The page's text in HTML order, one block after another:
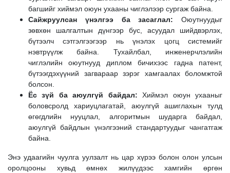
багшийг хиймэл оюун ухааны чиглэлээр сургаж байна.
Сайжруулсан үнэлгээ ба засаглал: Оюутнуудыг
зөвхөн шалгалтын дүнгээр бус, асуудал шийдвэрлэх,
бүтээлч сэтгэлгээгээр нь үнэлэх цогц системийг
нэвтрүүлж байна. Тухайлбал, инженерчлэлийн
чиглэлийн оюутнууд диплом бичихээс гадна патент,
бүтээгдэхүүний загвараар зэрэг хамгаалах боломжтой
болсон.
Ёс зүй ба аюулгүй байдал: Хиймэл оюун ухааныг
боловсролд хариуцлагатай, аюулгүй ашиглахын тулд
өгөгдлийн нууцлал, алгоритмын шударга байдал,
аюулгүй байдлын үнэлгээний стандартуудыг чангатгаж
байна.
Энэ удаагийн чуулга уулзалт нь цар хүрээ болон олон улсын
оролцооны хувьд өмнөх жилүүдээс хамгийн өргөн